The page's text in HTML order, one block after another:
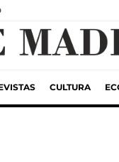
CULTURA